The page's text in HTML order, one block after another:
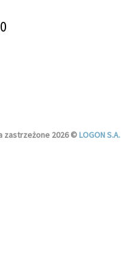
zastrzeżone 2026 ©LOGON S.A.